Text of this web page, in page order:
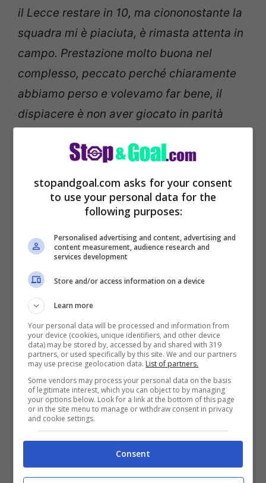
il Lecce restare in 10, ma ciononostante la
squadra mi è piaciuta, è rimasta attenta in
campo. Prestazione molto buona nel
complesso, peccato perché chiaramente
abbiamo perso e volevamo far bene, il
dispiacere è non aver giocato in parità
Tutte le news sulcalciomercato italiano
non solo:CLICCA QUI
stopandgoal.com asks for your consent
to use your personal data for the
following purposes:
Personalised advertising and content, advertising and
content measurement, audience research and
services development
Store and/or access information on a device
Learn more
Your personal data will be processed and information from
your device (cookies, unique identifiers, and other device
data) may be stored by, accessed by and shared with 319
partners, or used specifically by this site. We and our partners
may use precise geolocation data. List of partners.
Some vendors may process your personal data on the basis
of legitimate interest, which you can object to by managing
your options below. Look for a link at the bottom of this page
or in the site menu to manage or withdraw consent in privacy
and cookie settings.
Consent